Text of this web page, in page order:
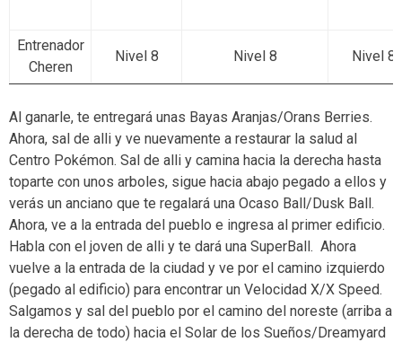
Entrenador
Cheren
Nivel 8 Nivel 8 Nivel 8
Al ganarle, te entregará unas Bayas Aranjas/Orans Berries.
Ahora, sal de alli y ve nuevamente a restaurar la salud al
Centro Pokémon. Sal de alli y camina hacia la derecha hasta
toparte con unos arboles, sigue hacia abajo pegado a ellos y
verás un anciano que te regalará una Ocaso Ball/Dusk Ball.
Ahora, ve a la entrada del pueblo e ingresa al primer edificio.
Habla con el joven de alli y te dará una SuperBall. Ahora
vuelve a la entrada de la ciudad y ve por el camino izquierdo
(pegado al edificio) para encontrar un Velocidad X/X Speed.
Salgamos y sal del pueblo por el camino del noreste (arriba a
la derecha de todo) hacia el Solar de los Sueños/Dreamyard